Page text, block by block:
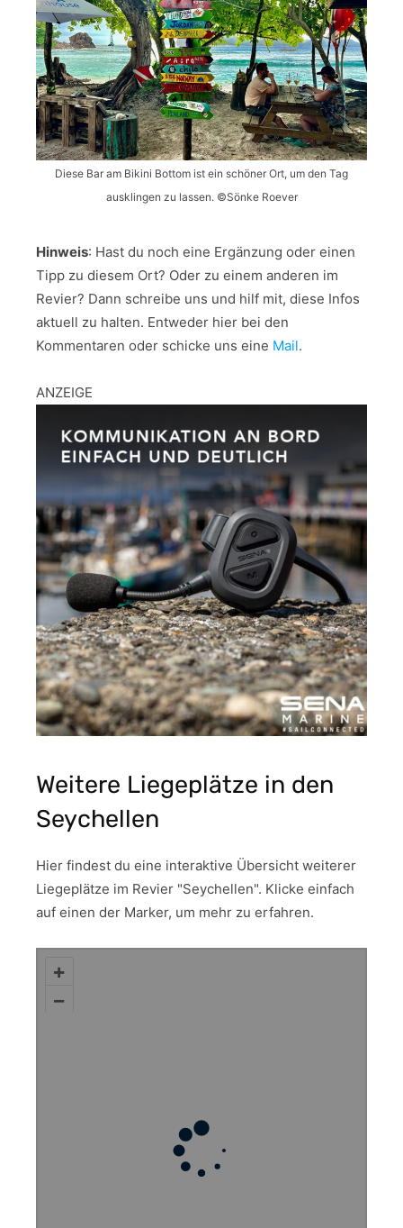
Diese Bar am Bikini Bottom ist ein schöner Ort, um den Tag
ausklingen zu lassen. ©Sönke Roever
Hinweis: Hast du noch eine Ergänzung oder einen
Tipp zu diesem Ort? Oder zu einem anderen im
Revier? Dann schreibe uns und hilf mit, diese Infos
aktuell zu halten. Entweder hier bei den
Kommentaren oder schicke uns eine Mail.
ANZEIGE
Weitere Liegeplätze in den
Seychellen
Hier findest du eine interaktive Übersicht weiterer
Liegeplätze im Revier "Seychellen". Klicke einfach
auf einen der Marker, um mehr zu erfahren.
+
–